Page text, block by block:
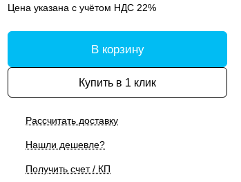
Цена указана с учётом НДС 22%
В корзину
Купить в 1 клик
Рассчитать доставку
Нашли дешевле?
Получить счет / КП